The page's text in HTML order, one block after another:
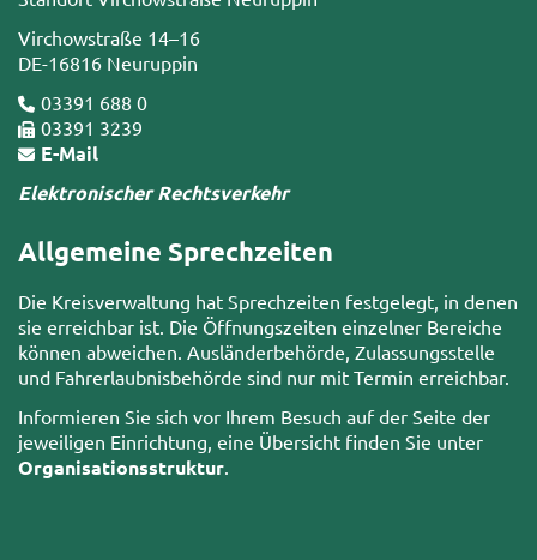
Virchowstraße 14–16
DE-16816 Neuruppin
03391 688 0
03391 3239
E-Mail
Elektronischer Rechtsverkehr
Allgemeine Sprechzeiten
Die Kreisverwaltung hat Sprechzeiten festgelegt, in denen
sie erreichbar ist. Die Öffnungszeiten einzelner Bereiche
können abweichen. Ausländerbehörde, Zulassungsstelle
und Fahrerlaubnisbehörde sind nur mit Termin erreichbar.
Informieren Sie sich vor Ihrem Besuch auf der Seite der
jeweiligen Einrichtung, eine Übersicht finden Sie unter
Organisationsstruktur